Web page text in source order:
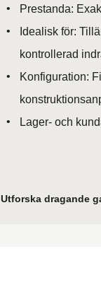
Prestanda:
Idealisk för:
kontrollerad
Konfiguration:
Lager- och
Utforska dragande